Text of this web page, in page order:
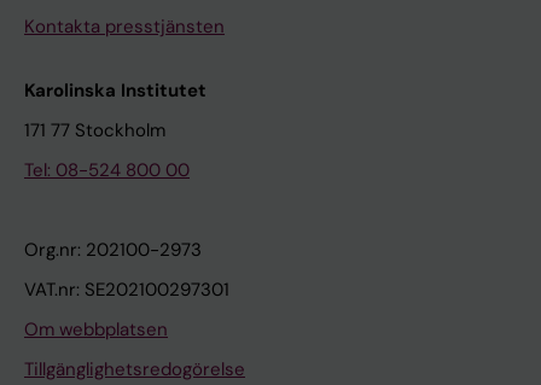
Kontakta presstjänsten
Karolinska Institutet
171 77 Stockholm
Tel: 08-524 800 00
Org.nr: 202100-2973
VAT.nr: SE202100297301
Om webbplatsen
Tillgänglighetsredogörelse